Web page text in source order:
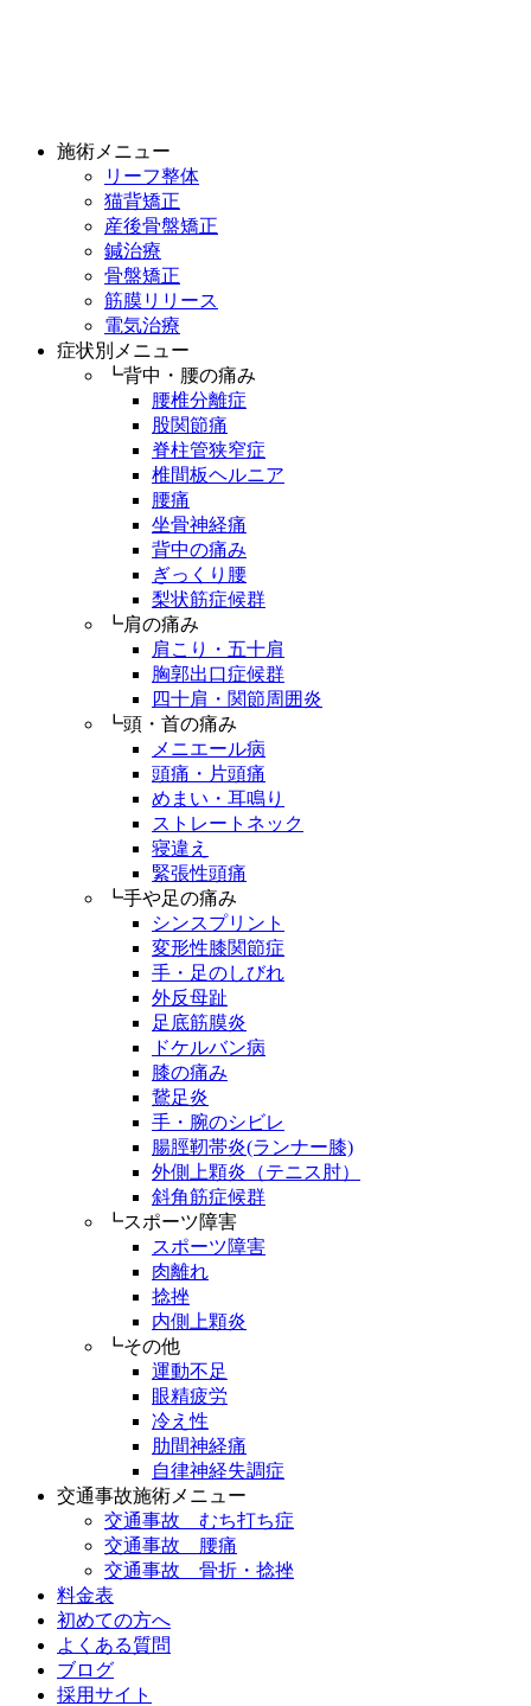
施術メニュー
リーフ整体
猫背矯正
産後骨盤矯正
鍼治療
骨盤矯正
筋膜リリース
電気治療
症状別メニュー
┗背中・腰の痛み
腰椎分離症
股関節痛
脊柱管狭窄症
椎間板ヘルニア
腰痛
坐骨神経痛
背中の痛み
ぎっくり腰
梨状筋症候群
┗肩の痛み
肩こり・五十肩
胸郭出口症候群
四十肩・関節周囲炎
┗頭・首の痛み
メニエール病
頭痛・片頭痛
めまい・耳鳴り
ストレートネック
寝違え
緊張性頭痛
┗手や足の痛み
シンスプリント
変形性膝関節症
手・足のしびれ
外反母趾
足底筋膜炎
ドケルバン病
膝の痛み
鵞足炎
手・腕のシビレ
腸脛靭帯炎(ランナー膝)
外側上顆炎（テニス肘）
斜角筋症候群
┗スポーツ障害
スポーツ障害
肉離れ
捻挫
内側上顆炎
┗その他
運動不足
眼精疲労
冷え性
肋間神経痛
自律神経失調症
交通事故施術メニュー
交通事故 むち打ち症
交通事故 腰痛
交通事故 骨折・捻挫
料金表
初めての方へ
よくある質問
ブログ
採用サイト